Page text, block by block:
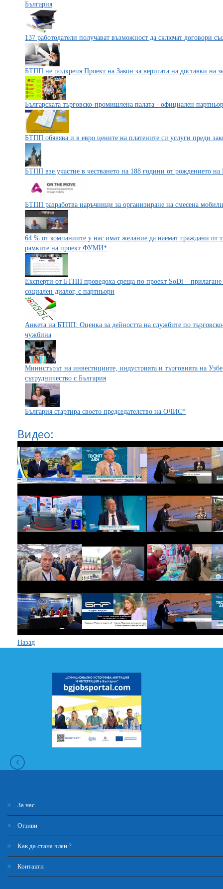
България
137 работодатели получават възможност да сключат договори
БТПП не подкрепя Проект на Закон за веригата на доставки на
Българската търговско-промишлена палата - официален
БТПП обявява и в евро цените на платените си услуги преди
БТПП взе участие в честването на 188 години от рождението
БТПП разработва наръчници за организиране на смесена
64 % от компаниите у нас имат желание да наемат граждани от
рамките на проект ФУМИ*
Експерти от БТПП проведоха среща по проект SoDi – прилагане
социален диалог, с партньори
Анкета на БТПП: Оценка за дейността на службите по
чужбина
Министърът на инвестициите, индустрията и търговията на
сътрудничество с България
България стартира своето председателство на ОЧИС*
Видео:
Назад
За нас
Отзиви
Как да стана член ?
Контакти